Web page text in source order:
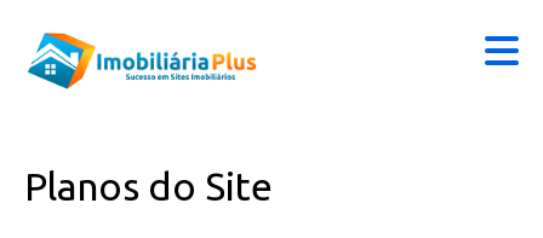
Planos do Site